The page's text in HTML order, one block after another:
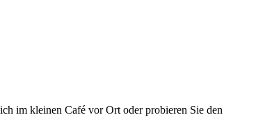
im kleinen Café vor Ort oder probieren Sie den